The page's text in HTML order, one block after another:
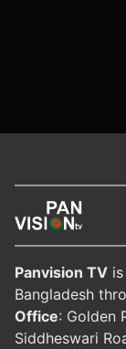
Panvision TV
Bangladesh
Office: Golden
Siddheswari